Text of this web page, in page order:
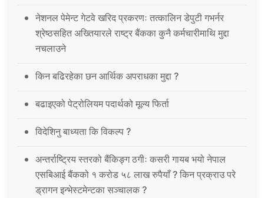
नेशनल पेमेन्ट गेटवे खरिद प्रकरणः तत्कालिन डेपुटी गभर्नर
श्रेष्ठसहित अख्तियारले राष्ट्र बैंकका कुनै कर्मचारीमाथि मुद्दा
नचलाउने
किन बढिरहेका छन आर्थिक अपराधका मुद्दा ?
बढाइएको पेट्रोलियम पदार्थको मूल्य फिर्ता
विदेशिनु बाध्यता कि विकल्प ?
अन्तर्राष्ट्रिय स्तरको बैंकिङ्ग ठगीः कसरी गायब भयो नेपाल
एसबिआई बैंकको १ करोड ५८ लाख रुपैयाँ ? किन प्रक्राउ परे
ड्रागन इन्भेस्टमेन्टका सञ्चालक ?